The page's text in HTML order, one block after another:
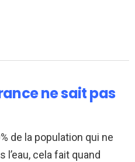
ne sait pas
de la population qui ne
cela fait quand